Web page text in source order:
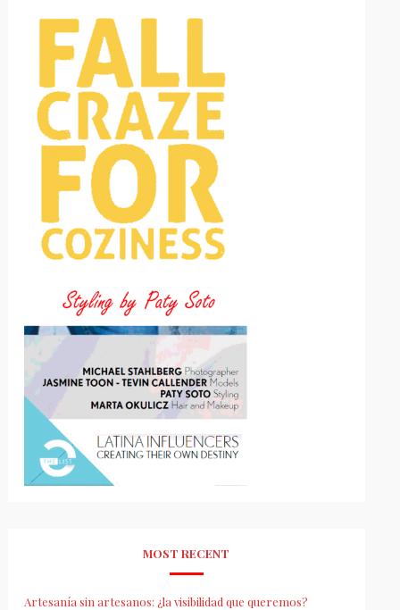
MOST RECENT
Artesanía sin artesanos: ¿la visibilidad que queremos?